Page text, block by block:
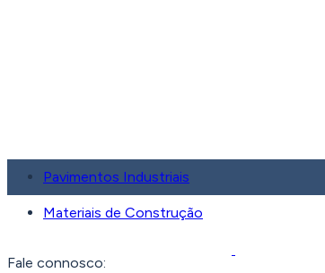
Pavimentos Industriais
Materiais de Construção
Fale connosco: